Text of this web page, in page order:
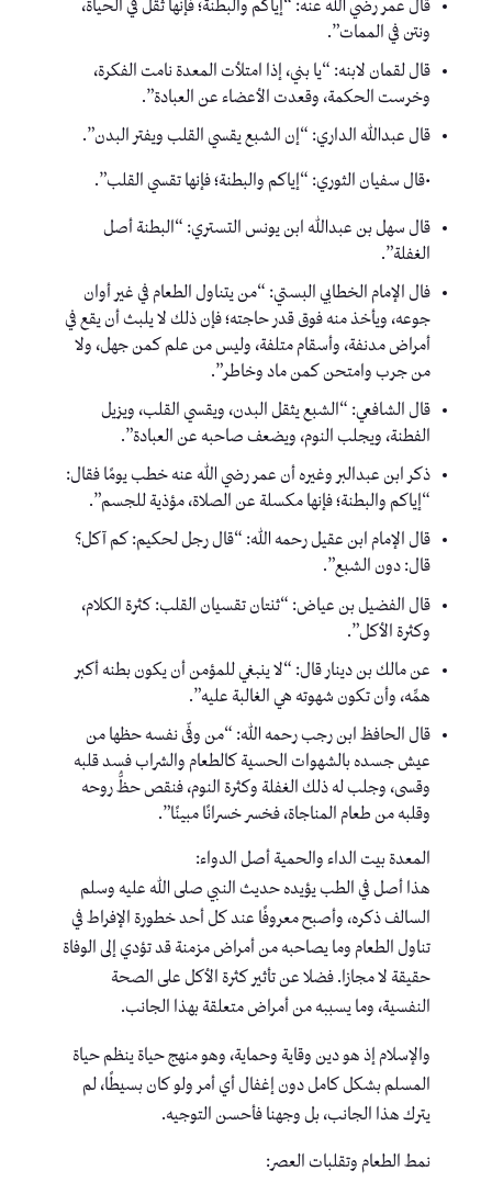
قال عمر رضي الله عنه: “إياكم والبطنة؛ فإنها ثقل في الحياة،
ونتن في الممات”.
قال لقمان لابنه: “يا بني، إذا امتلأت المعدة نامت الفكرة،
وخرست الحكمة، وقعدت الأعضاء عن العبادة”.
قال عبدالله الداري: “إن الشبع يقسي القلب ويفتر البدن”.
•قال سفيان الثوري: “إياكم والبطنة؛ فإنها تقسي القلب”.
قال سهل بن عبدالله ابن يونس التستري: “البطنة أصل
الغفلة”.
فال الإمام الخطابي البستي: “من يتناول الطعام في غير أوان
جوعه، ويأخذ منه فوق قدر حاجته؛ فإن ذلك لا يلبث أن يقع في
أمراض مدنفة، وأسقام متلفة، وليس من علم كمن جهل، ولا
من جرب وامتحن كمن ماد وخاطر”.
قال الشافعي: “الشبع يثقل البدن، ويقسي القلب، ويزيل
الفطنة، ويجلب النوم، ويضعف صاحبه عن العبادة”.
ذكر ابن عبدالبر وغيره أن عمر رضي الله عنه خطب يومًا فقال:
“إياكم والبطنة؛ فإنها مكسلة عن الصلاة، مؤذية للجسم”.
قال الإمام ابن عقيل رحمه الله: “قال رجل لحكيم: كم آكل؟
قال: دون الشبع”.
قال الفضيل بن عياض: “ثنتان تقسيان القلب: كثرة الكلام،
وكثرة الأكل”.
عن مالك بن دينار قال: “لا ينبغي للمؤمن أن يكون بطنه أكبر
همِّه، وأن تكون شهوته هي الغالبة عليه”.
قال الحافظ ابن رجب رحمه الله: “من وفّى نفسه حظها من
عيش جسده بالشهوات الحسية كالطعام والشراب فسد قلبه
وقسى، وجلب له ذلك الغفلة وكثرة النوم، فنقص حظُّ روحه
وقلبه من طعام المناجاة، فخسر خسرانًا مبينًا”.
المعدة بيت الداء والحمية أصل الدواء:
هذا أصل في الطب يؤيده حديث النبي صلى الله عليه وسلم
السالف ذكره، وأصبح معروفًا عند كل أحد خطورة الإفراط في
تناول الطعام وما يصاحبه من أمراض مزمنة قد تؤدي إلى الوفاة
حقيقة لا مجازا. فضلا عن تأثير كثرة الأكل على الصحة
النفسية، وما يسببه من أمراض متعلقة بهذا الجانب.
والإسلام إذ هو دين وقاية وحماية، وهو منهج حياة ينظم حياة
المسلم بشكل كامل دون إغفال أي أمر ولو كان بسيطًا، لم
يترك هذا الجانب، بل وجهنا فأحسن التوجيه.
نمط الطعام وتقلبات العصر: